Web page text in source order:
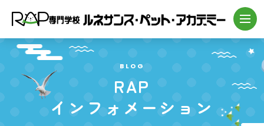
BLOG
RAP
インフォメーション